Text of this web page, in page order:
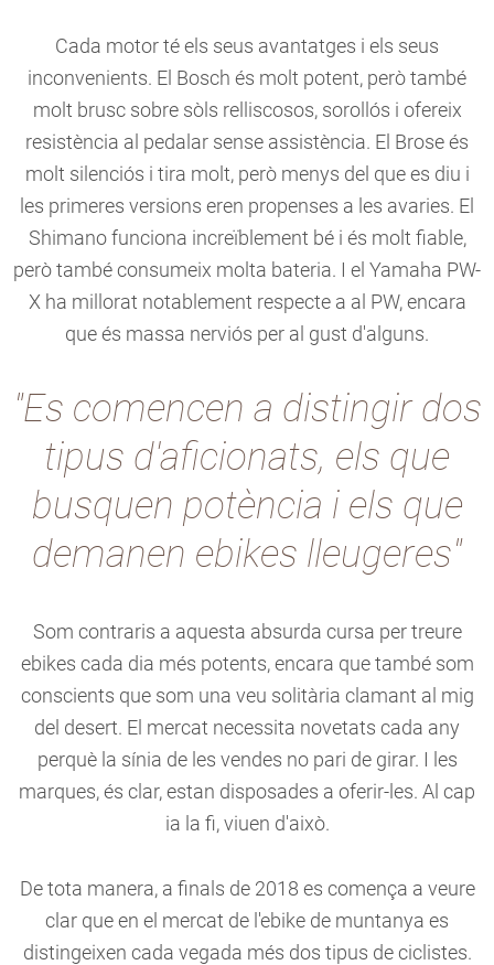
Cada motor té els seus avantatges i els seus
inconvenients. El Bosch és molt potent, però també
molt brusc sobre sòls relliscosos, sorollós i ofereix
resistència al pedalar sense assistència. El Brose és
molt silenciós i tira molt, però menys del que es diu i
les primeres versions eren propenses a les avaries. El
Shimano funciona increïblement bé i és molt fiable,
però també consumeix molta bateria. I el Yamaha PW-
X ha millorat notablement respecte a al PW, encara
que és massa nerviós per al gust d'alguns.
"Es comencen a distingir dos
tipus d'aficionats, els que
busquen potència i els que
demanen ebikes lleugeres"
Som contraris a aquesta absurda cursa per treure
ebikes cada dia més potents, encara que també som
conscients que som una veu solitària clamant al mig
del desert. El mercat necessita novetats cada any
perquè la sínia de les vendes no pari de girar. I les
marques, és clar, estan disposades a oferir-les. Al cap
ia la fi, viuen d'això.
De tota manera, a finals de 2018 es comença a veure
clar que en el mercat de l'ebike de muntanya es
distingeixen cada vegada més dos tipus de ciclistes.